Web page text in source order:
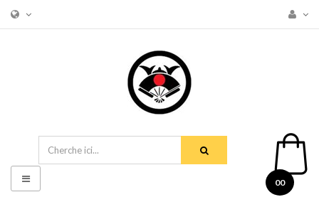
00
Basculer
la